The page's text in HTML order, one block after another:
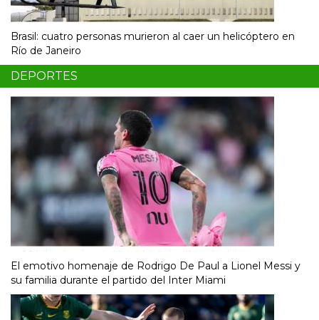
Brasil: cuatro personas murieron al caer un helicóptero en
Río de Janeiro
DEPORTES
El emotivo homenaje de Rodrigo De Paul a Lionel Messi y
su familia durante el partido del Inter Miami